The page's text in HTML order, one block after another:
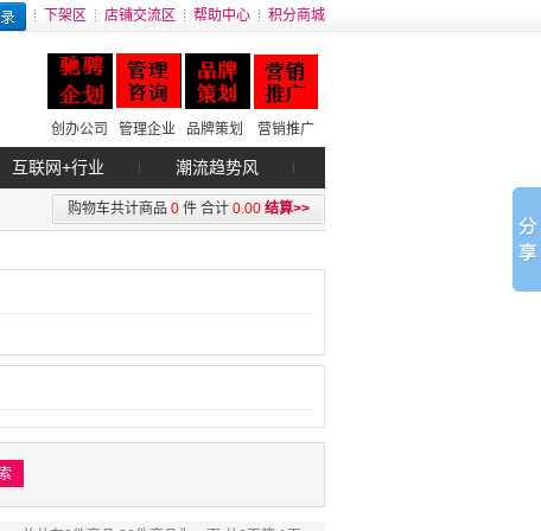
下架区 店铺交流区 帮助中心 积分商城
创办公司
管理企业 品牌策划 营销推广
互联网+行业 潮流趋势风
购物车共计商品 0 件 合计 0.00 结算>>